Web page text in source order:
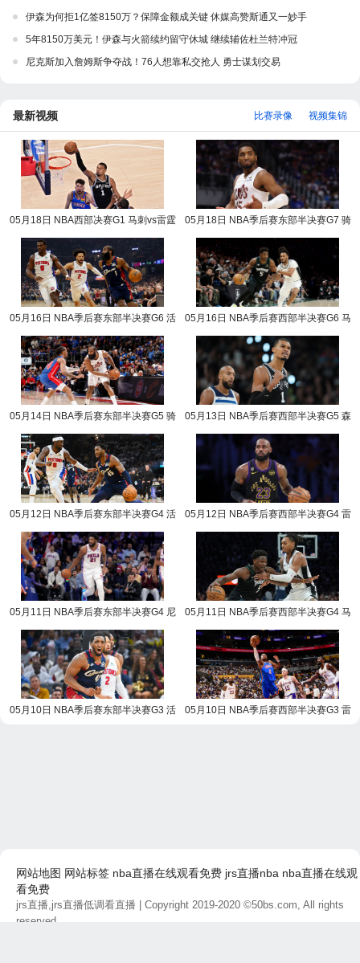
伊森为何拒1亿签8150万？保障金额成关键 休媒高赞斯通又一妙手
5年8150万美元！伊森与火箭续约留守休城 继续辅佐杜兰特冲冠
尼克斯加入詹姆斯争夺战！76人想靠私交抢人 勇士谋划交易
最新视频 视频集锦
比赛录像
05月18日 NBA西部决赛G1 马刺vs雷霆
05月18日 NBA季后赛东部半决赛G7 骑
05月16日 NBA季后赛东部半决赛G6 活
05月16日 NBA季后赛西部半决赛G6 马
05月14日 NBA季后赛东部半决赛G5 骑
05月13日 NBA季后赛西部半决赛G5 森
05月12日 NBA季后赛东部半决赛G4 活
05月12日 NBA季后赛西部半决赛G4 雷
05月11日 NBA季后赛东部半决赛G4 尼
05月11日 NBA季后赛西部半决赛G4 马
05月10日 NBA季后赛东部半决赛G3 活
05月10日 NBA季后赛西部半决赛G3 雷
网站地图 网站标签 nba直播在线观看免费 jrs直播nba nba直播在线观
看免费
jrs直播,jrs直播低调看直播 | Copyright 2019-2020 ©50bs.com, All rights
reserved.